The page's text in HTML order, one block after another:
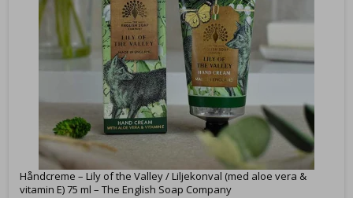
Håndcreme – Lily of the Valley / Liljekonval (med aloe vera &
vitamin E) 75 ml – The English Soap Company